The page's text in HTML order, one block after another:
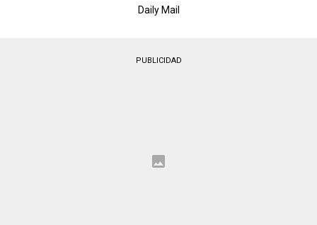
Daily Mail
PUBLICIDAD